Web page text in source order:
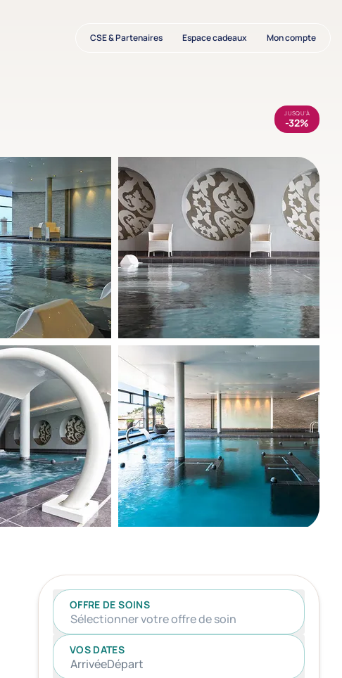
CSE & Partenaires Espace cadeaux Mon compte
JUSQU'À
-32%
OFFRE DE SOINS
Sélectionner votre offre de soin
VOS DATES
ArrivéeDépart